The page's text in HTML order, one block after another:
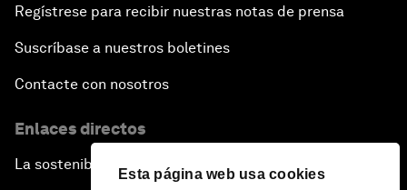
Esta página web usa cookies
Regístrese para recibir nuestras notas de prensa
Suscríbase a nuestros boletines
Contacte con nosotros
Enlaces directos
La sostenibilidad en el Foro